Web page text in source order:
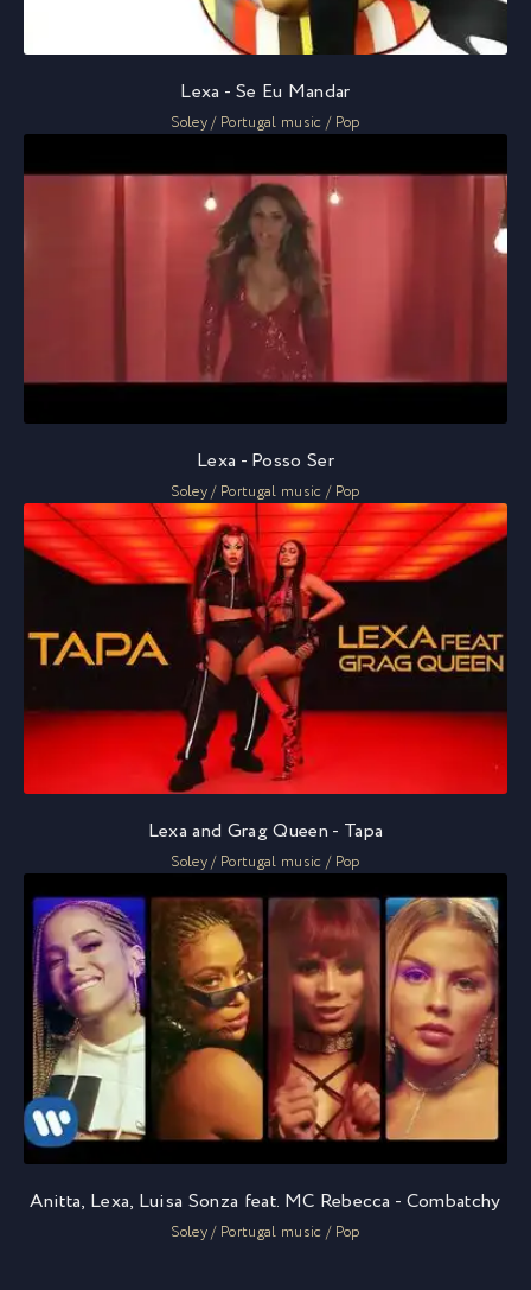
Lexa - Se Eu Mandar
Soley / Portugal music / Pop
Lexa - Posso Ser
Soley / Portugal music / Pop
Lexa and Grag Queen - Tapa
Soley / Portugal music / Pop
Anitta, Lexa, Luisa Sonza feat. MC Rebecca - Combatchy
Soley / Portugal music / Pop